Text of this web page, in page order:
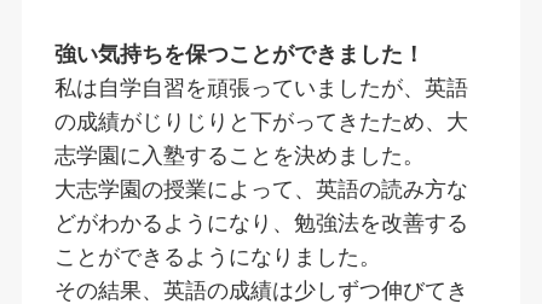
強い気持ちを保つことができました！
私は自学自習を頑張っていましたが、英語
の成績がじりじりと下がってきたため、大
志学園に入塾することを決めました。
大志学園の授業によって、英語の読み方な
どがわかるようになり、勉強法を改善する
ことができるようになりました。
その結果、英語の成績は少しずつ伸びてき